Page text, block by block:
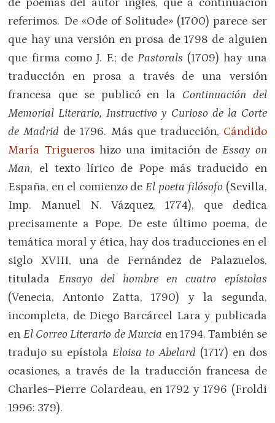
referimos. De «Ode of Solitude» (1700) parece ser
que hay una versión en prosa de 1798 de alguien
que firma como J. F.; dePastorals (1709) hay una
traducción en prosa a través de una versión
francesa que se publicó en la Continuación del
Memorial Literario, Instructivo y Curioso de la Corte
de Madrid de 1796. Más que traducción, Cándido
María Trigueroshizo una imitación deEssay on
Man, el texto lírico de Pope más traducido en
España, en el comienzo deEl poeta filósofo(Sevilla,
Imp. Manuel N. Vázquez, 1774), que dedica
precisamente a Pope. De este último poema, de
temática moral y ética, hay dos traducciones en el
siglo XVIII, una de Fernández de Palazuelos,
titulada Ensayo del hombre en cuatro epístolas
(Venecia, Antonio Zatta, 1790) y la segunda,
incompleta, de Diego Barcárcel Lara y publicada
en El Correo Literario de Murcia en 1794. También se
tradujo su epístola Eloisa to Abelard (1717) en dos
ocasiones, a través de la traducción francesa de
Charles–Pierre Colardeau, en 1792 y 1796 (Froldi
1996: 379).